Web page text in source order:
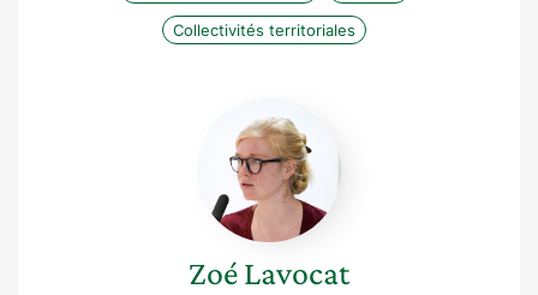
Collectivités territoriales
Lavocat
ZoéLavocat